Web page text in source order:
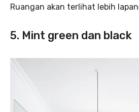
Ruangan akan terlihat lebih
5. Mint green dan black